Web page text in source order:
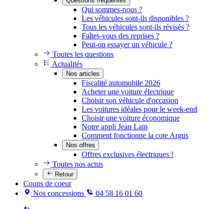
Qui sommes-nous ?
Les véhicules sont-ils disponibles ?
Tous les véhicules sont-ils révisés ?
Faîtes-vous des reprises ?
Peut-on essayer un véhicule ?
Toutes les questions
Actualités
Nos articles
Fiscalité automobile 2026
Acheter une voiture électrique
Choisir son véhicule d'occasion
Les voitures idéales pour le week-end
Choisir une voiture économique
Notre appli Jean Lain
Comment fonctionne la cote Argus
Nos offres
Offres exclusives électriques !
Toutes nos actus
Retour
Coups de coeur
Nos concessions
04 58 16 01 60